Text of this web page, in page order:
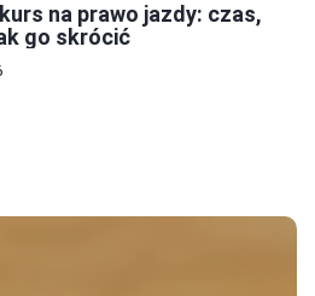
na prawo jazdy: czas,
go skrócić